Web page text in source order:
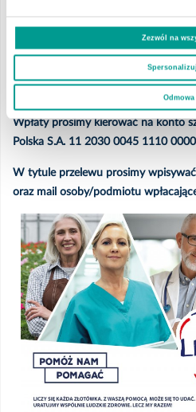
Zezwól na
Spersonalizuj
Odmowa
URATUJMY
LECZ MY
Wpłaty prosimy kierować na konto
Polska S.A. 11 2030 0045 1110
W tytule przelewu prosimy wpisywać
oraz mail osoby/podmiotu